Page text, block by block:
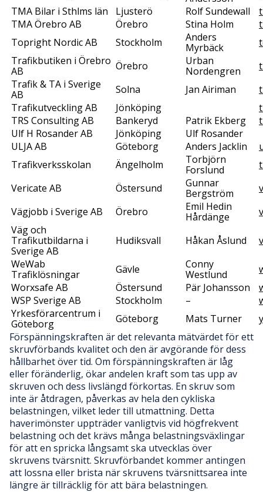
TMA Bilar i Sthlms län
Ljusterö Rolf Sundewall
TMA Örebro AB
Örebro Stina Holm
Topright Nordic AB
Stockholm
Anders
Myrbäck
Trafikbutiken i Örebro
AB
Örebro
Urban
Nordengren
Trafik & TA i Sverige
AB
Solna Jan Airiman
Trafikutveckling AB
Jönköping
TRS Consulting AB
Bankeryd Patrik Ekberg
Ulf H Rosander AB
Jönköping
Ulf Rosander
ULJA AB
Göteborg Anders Jacklin
Trafikverksskolan
Ängelholm
Torbjörn
Forslund
Vericate AB
Östersund
Gunnar
Bergström
Vägjobb i Sverige AB
Örebro
Emil Hedin
Hårdänge
Väg och
Trafikutbildarna i
Sverige AB
Hudiksvall Håkan Åslund
WeWab
Trafiklösningar
Gävle
Conny
Westlund
Worxsafe AB
Östersund Pär Johansson
WSP Sverige AB
Stockholm –
Yrkesförarcentrum i
Göteborg
Göteborg Mats Turner
Förspänningskraften är det relevanta mätvärdet för ett
skruvförbands kvalitet och den är avgörande för dess
hållbarhet över tid. Om förspänningskraften är låg
eller föränderlig, ökar andelen kraft som tas upp av
skruven och dess livslängd förkortas. En skruv som
inte är åtdragen, påverkas av hela den cykliska
belastningen, vilket leder till utmattning. Detta
haverimönster uppträder vanligtvis vid högfrekvent
belastning och det krävs många belastningsväxlingar
för att en spricka långsamt ska utvecklas över
skruvens tvärsnitt. Skruvförbandet kommer antingen
att lossna eller brista när skruvens tvärsnittsarea inte
längre är tillräcklig för att bära belastningen.